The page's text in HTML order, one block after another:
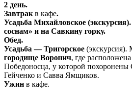
2 день.
Завтрак в кафе.
Усадьба Михайловское
соснам» и на Савкину горку.
Обед.
Усадьба — Тригорское (экскурсия).
городище Воронич, где
Победоносца, у которой
Гейченко и Савва Ямщиков.
Ужин в кафе.